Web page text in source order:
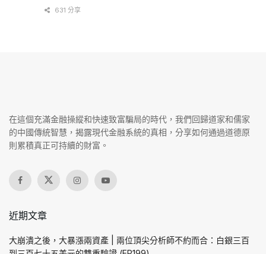
631 分享
在這個充滿金融操縱和快速致富騙局的時代，我們回歸道家和儒家
的中國傳統智慧，揭露現代金融系統的真相，分享如何通過道德原
則累積真正可持續的財富。
近期文章
大崩潰之後，大暴漲兩資產 | 兩位頂尖分析師不約而合：白銀三百